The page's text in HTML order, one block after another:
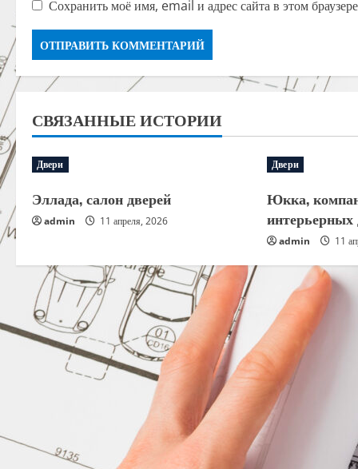
Сохранить моё имя, email и адрес сайта в этом
СВЯЗАННЫЕ ИСТОРИИ
Двери
Эллада, салон дверей
admin 11 апреля, 2026
Двери
Юкка,
интерьерных
admin 11